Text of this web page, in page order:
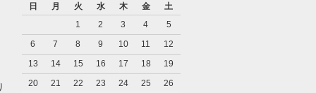
日
月 火 水 木 金
土
1
2 3 4
5
6
7 8 9 10 11
12
13
14 15 16 17 18
19
20
21 22 23 24 25
26